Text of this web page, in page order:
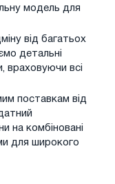
модель для
від багатьох
детальні
враховуючи всі
поставкам від
на комбіновані
для широкого